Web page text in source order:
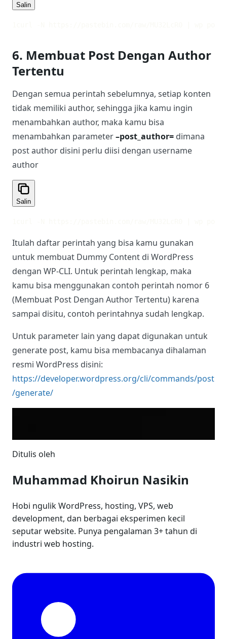
Salin
6. Membuat Post Dengan Author
Tertentu
Dengan semua perintah sebelumnya, setiap konten
tidak memiliki author, sehingga jika kamu ingin
menambahkan author, maka kamu bisa
menambahkan parameter–post_author= dimana
post author disini perlu diisi dengan username
author
Salin
Itulah daftar perintah yang bisa kamu gunakan
untuk membuat Dummy Content di WordPress
dengan WP-CLI. Untuk perintah lengkap, maka
kamu bisa menggunakan contoh perintah nomor 6
(Membuat Post Dengan Author Tertentu) karena
sampai disitu, contoh perintahnya sudah lengkap.
Untuk parameter lain yang dapat digunakan untuk
generate post, kamu bisa membacanya dihalaman
resmi WordPress disini:
https://developer.wordpress.org/cli/commands/post
/generate/
Ditulis oleh
Muhammad Khoirun Nasikin
Hobi ngulik WordPress, hosting, VPS, web
development, dan berbagai eksperimen kecil
seputar website. Punya pengalaman 3+ tahun di
industri web hosting.